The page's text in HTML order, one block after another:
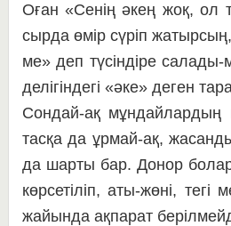
Оған «Сенің әкең жоқ,
сыр­да өмір сүріп
ме» деп түсіндіре
де­лі­гіндегі «әке» деген
Сондай-ақ мұндайлардың
тасқа да ұрмай-ақ,
да шарты бар. До­нор
көрсе­ті­ліп, аты-жөні,
жай­ында ақпарат